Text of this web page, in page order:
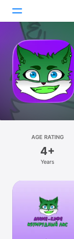
Today
Games
Apps
Platform
iPad
Watch
AGE RATING
4+
Years